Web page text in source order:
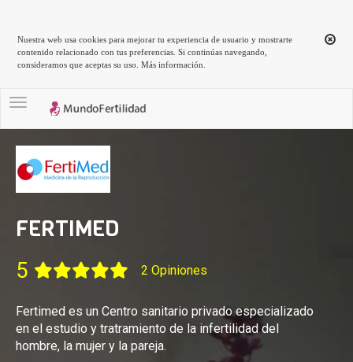
Nuestra web usa cookies para mejorar tu experiencia de usuario y mostrarte
contenido relacionado con tus preferencias. Si continúas navegando,
consideramos que aceptas su uso.Más información
Toggle navigation
FERTIMED
5 2 Opiniones
Fertimed es un Centro sanitario privado especializado
en el estudio y tratramiento de la infertilidad del
hombre, la mujer y la pareja.